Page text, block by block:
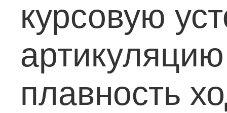
курсовую
плавность